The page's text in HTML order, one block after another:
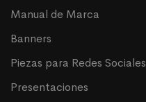
Manual de Marca
Banners
Piezas para Redes Sociales
Presentaciones